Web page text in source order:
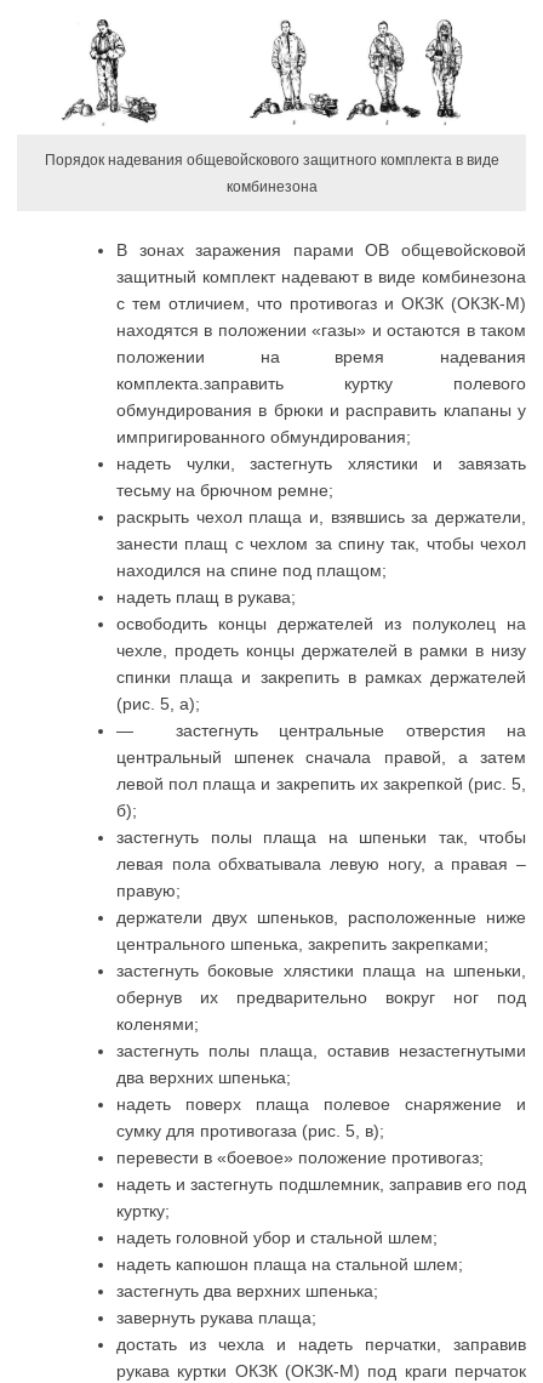
Порядок надевания общевойскового защитного комплекта в виде
комбинезона
В зонах заражения парами ОВ общевойсковой
защитный комплект надевают в виде комбинезона
с тем отличием, что противогаз и ОКЗК (ОКЗК-М)
находятся в положении «газы» и остаются в таком
положении на время надевания
комплекта.заправить куртку полевого
обмундирования в брюки и расправить клапаны у
импригированного обмундирования;
надеть чулки, застегнуть хлястики и завязать
тесьму на брючном ремне;
раскрыть чехол плаща и, взявшись за держатели,
занести плащ с чехлом за спину так, чтобы чехол
находился на спине под плащом;
надеть плащ в рукава;
освободить концы держателей из полуколец на
чехле, продеть концы держателей в рамки в низу
спинки плаща и закрепить в рамках держателей
(рис. 5, а);
— застегнуть центральные отверстия на
центральный шпенек сначала правой, а затем
левой пол плаща и закрепить их закрепкой (рис. 5,
б);
застегнуть полы плаща на шпеньки так, чтобы
левая пола обхватывала левую ногу, а правая –
правую;
держатели двух шпеньков, расположенные ниже
центрального шпенька, закрепить закрепками;
застегнуть боковые хлястики плаща на шпеньки,
обернув их предварительно вокруг ног под
коленями;
застегнуть полы плаща, оставив незастегнутыми
два верхних шпенька;
надеть поверх плаща полевое снаряжение и
сумку для противогаза (рис. 5, в);
перевести в «боевое» положение противогаз;
надеть и застегнуть подшлемник, заправив его под
куртку;
надеть головной убор и стальной шлем;
надеть капюшон плаща на стальной шлем;
застегнуть два верхних шпенька;
завернуть рукава плаща;
достать из чехла и надеть перчатки, заправив
рукава куртки ОКЗК (ОКЗК-М) под краги перчаток